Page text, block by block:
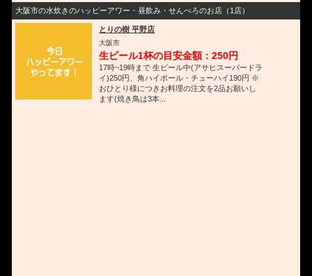
大阪市の水炊きのハッピーアワー・昼飲み・せんべろのお店（1店）
とりの樹 平野店
大阪市
生ビール1杯の目安金額：250円
17時~19時まで 生ビール中(アサヒスーパードラ
イ)250円、角ハイボール・チューハイ190円 ※
おひとり様につきお料理の注文を2品お願いし
ます(焼き鳥は3本...